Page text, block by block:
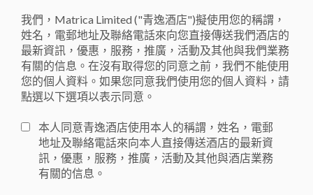
我們，Matrica Limited ("青逸酒店")擬使用您的稱謂，
姓名，電郵地址及聯絡電話來向您直接傳送我們酒店的
最新資訊，優惠，服務，推廣，活動及其他與我們業務
有關的信息。在沒有取得您的同意之前，我們不能使用
您的個人資料。如果您同意我們使用您的個人資料，請
點選以下選項以表示同意。
本人同意青逸酒店使用本人的稱謂，姓名，電郵
地址及聯絡電話來向本人直接傳送酒店的最新資
訊，優惠，服務，推廣，活動及其他與酒店業務
有關的信息。